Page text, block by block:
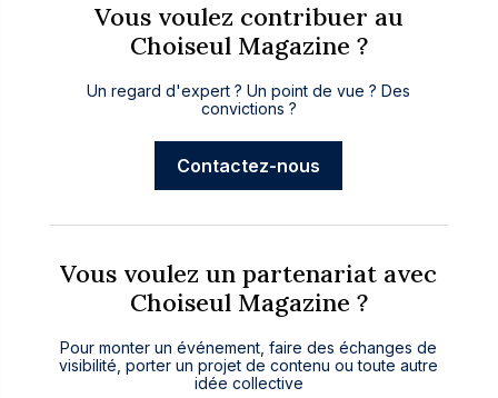
Vous voulez contribuer au
Choiseul Magazine ?
Un regard d'expert ? Un point de vue ? Des
convictions ?
Contactez-nous
Vous voulez un partenariat avec
Choiseul Magazine ?
Pour monter un événement, faire des échanges de
visibilité, porter un projet de contenu ou toute autre
idée collective